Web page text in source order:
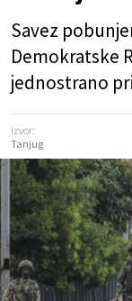
Savez
Demokratske
jednostrano
Izvor:
Tanjug